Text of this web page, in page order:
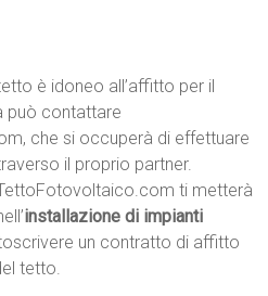
è idoneo all’affitto per il
può contattare
che si occuperà di effettuare
il proprio partner.
ti metterà
installazione di impianti
un contratto di affitto
tetto.